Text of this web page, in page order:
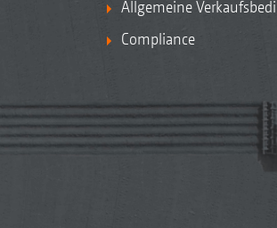
Allgemeine
Compliance